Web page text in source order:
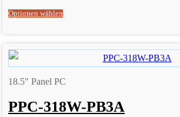
Optionen wählen
18.5" Panel PC
PPC-318W-PB3A